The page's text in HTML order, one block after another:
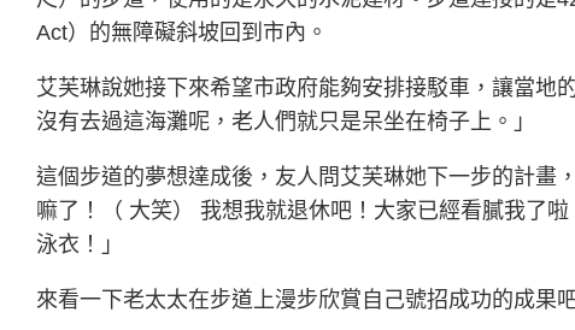
Act）的無障礙斜坡回到市內。
艾芙琳說她接下來希望市政府能夠安排接駁車，讓當地
沒有去過這海灘呢，老人們就只是呆坐在椅子上。」
這個步道的夢想達成後，友人問艾芙琳她下一步的計畫
嘛了！（ 大笑） 我想我就退休吧！大家已經看膩我了
泳衣！」
來看一下老太太在步道上漫步欣賞自己號招成功的成果吧